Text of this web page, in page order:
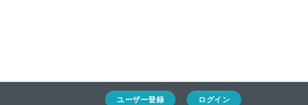
ユーザー登録 ログイン
求人一覧